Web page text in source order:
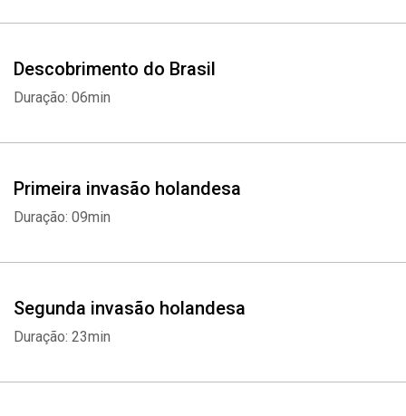
Descobrimento do Brasil
Duração: 06min
Primeira invasão holandesa
Duração: 09min
Segunda invasão holandesa
Duração: 23min